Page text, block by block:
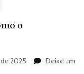
o
2025
Deixe um